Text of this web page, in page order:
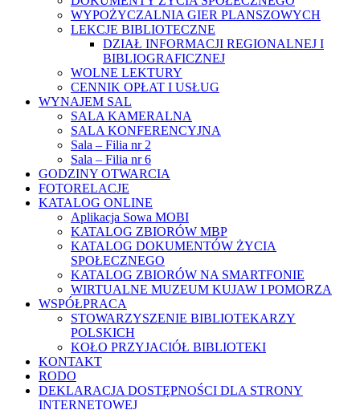
WYPOŻYCZALNIA GIER PLANSZOWYCH
LEKCJE BIBLIOTECZNE
DZIAŁ INFORMACJI REGIONALNEJ I
BIBLIOGRAFICZNEJ
WOLNE LEKTURY
CENNIK OPŁAT I USŁUG
WYNAJEM SAL
SALA KAMERALNA
SALA KONFERENCYJNA
Sala – Filia nr 2
Sala – Filia nr 6
GODZINY OTWARCIA
FOTORELACJE
KATALOG ONLINE
Aplikacja Sowa MOBI
KATALOG ZBIORÓW MBP
KATALOG DOKUMENTÓW ŻYCIA
SPOŁECZNEGO
KATALOG ZBIORÓW NA SMARTFONIE
WIRTUALNE MUZEUM KUJAW I POMORZA
WSPÓŁPRACA
STOWARZYSZENIE BIBLIOTEKARZY
POLSKICH
KOŁO PRZYJACIÓŁ BIBLIOTEKI
KONTAKT
RODO
DEKLARACJA DOSTĘPNOŚCI DLA STRONY
INTERNETOWEJ